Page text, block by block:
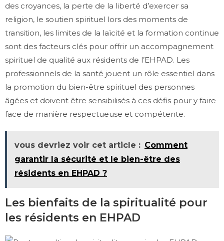
des croyances, la perte de la liberté d’exercer sa
religion, le soutien spirituel lors des moments de
transition, les limites de la laïcité et la formation continue
sont des facteurs clés pour offrir un accompagnement
spirituel de qualité aux résidents de l’EHPAD. Les
professionnels de la santé jouent un rôle essentiel dans
la promotion du bien-être spirituel des personnes
âgées et doivent être sensibilisés à ces défis pour y faire
face de manière respectueuse et compétente.
vous devriez voir cet article : Comment
garantir la sécurité et le bien-être des
résidents en EHPAD ?
Les bienfaits de la spiritualité pour
les résidents en EHPAD